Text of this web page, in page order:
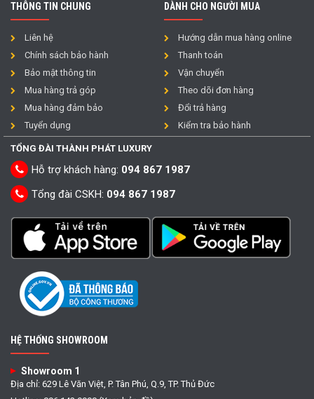
THÔNG TIN CHUNG
Liên hệ
Chính sách bảo hành
Bảo mật thông tin
Mua hàng trả góp
Mua hàng đảm bảo
Tuyển dụng
DÀNH CHO NGƯỜI MUA
Hướng dẫn mua hàng online
Thanh toán
Vận chuyển
Theo dõi đơn hàng
Đổi trả hàng
Kiểm tra bảo hành
TỔNG ĐÀI THÀNH PHÁT LUXURY
Hỗ trợ khách hàng: 094 867 1987
Tổng đài CSKH: 094 867 1987
HỆ THỐNG SHOWROOM
Showroom 1
Địa chỉ: 629 Lê Văn Việt, P. Tân Phú, Q.9, TP. Thủ Đức